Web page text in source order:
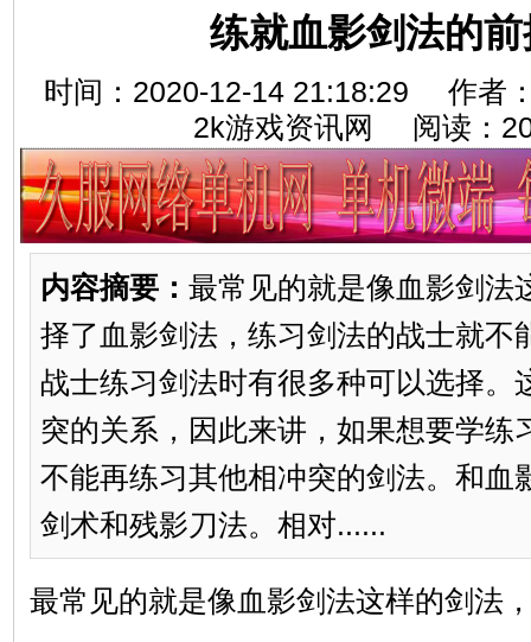
练就血影剑法的
时间：2020-12-14 21:18:29 作者
2k游戏资讯网 阅读：
内容摘要： 最常见的就是像血影剑法
择了血影剑法，练习剑法的战士就不
战士练习剑法时有很多种可以选择。
突的关系，因此来讲，如果想要学练
不能再练习其他相冲突的剑法。和血
剑术和残影刀法。相对......
最常见的就是像血影剑法这样的剑法